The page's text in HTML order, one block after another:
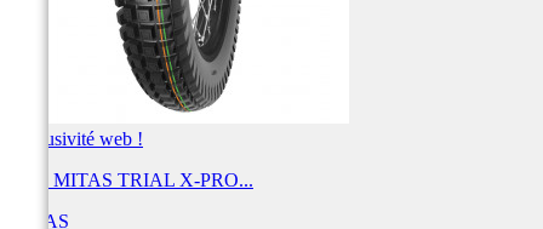
Exclusivité web !
Pneu MITAS TRIAL X-PRO...
MITAS